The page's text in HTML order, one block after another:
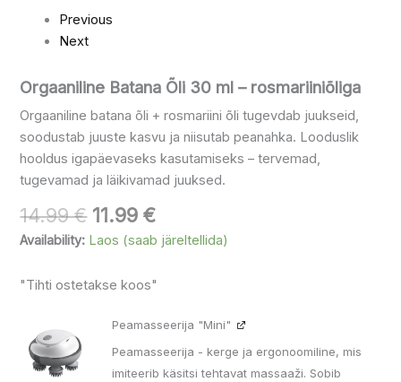
Previous
Next
Orgaaniline Batana Õli 30 ml – rosmariiniõliga
Orgaaniline batana õli + rosmariini õli tugevdab juukseid,
soodustab juuste kasvu ja niisutab peanahka. Looduslik
hooldus igapäevaseks kasutamiseks – tervemad,
tugevamad ja läikivamad juuksed.
14.99€ 11.99€
Availability: Laos (saab järeltellida)
"Tihti ostetakse koos"
Peamasseerija "Mini"
Peamasseerija - kerge ja ergonoomiline, mis
imiteerib käsitsi tehtavat massaaži. Sobib
Algne
hind
oli:
39.99 €.35.99 €.